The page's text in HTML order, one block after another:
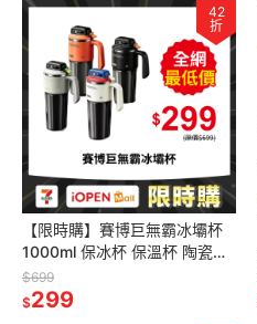
42
折
【限時購】賽博巨無霸冰壩杯
1000ml 保冰杯 保溫杯 陶瓷內
膽保溫杯 吸管杯 冰壩杯 隨行杯
環保杯
$699
$299